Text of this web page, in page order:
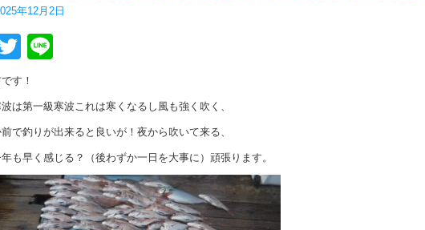
年12月2日
Twitter
す！
は第一級寒波これは寒くなるし風も強く吹く、
で釣りが出来ると良いが！夜から吹いて来る、
も早く感じる？（後わずか一日を大事に）頑張ります。